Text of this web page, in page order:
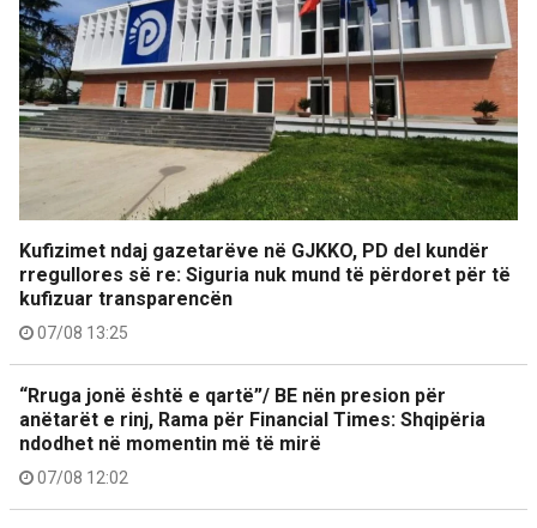
Kufizimet ndaj gazetarëve në GJKKO, PD del kundër
rregullores së re: Siguria nuk mund të përdoret për të
kufizuar transparencën
07/08 13:25
“Rruga jonë është e qartë”/ BE nën presion për
anëtarët e rinj, Rama për Financial Times: Shqipëria
ndodhet në momentin më të mirë
07/08 12:02